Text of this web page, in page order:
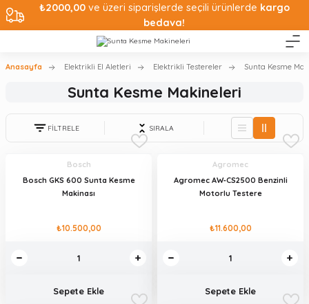
₺2000,00ve üzeri siparişlerde seçili ürünlerde kargo
bedava!
Anasayfa Elektrikli El Aletleri Elektrikli Testereler Sunta Kesme
Sunta Kesme Makineleri
FİLTRELE SIRALA
Bosch
Bosch GKS 600 Sunta Kesme
Makinası
₺10.500,00
Sepete Ekle
Agromec
Agromec AW‑CS2500 Benzinli
Motorlu Testere
₺11.600,00
Sepete Ekle